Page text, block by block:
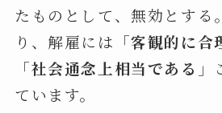
たものとして、無効とする
り、解雇には「客観的に合
「社会通念上相当である
ています。